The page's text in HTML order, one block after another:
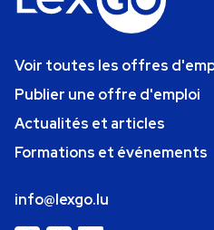
Voir toutes les offres
Publier une offre d'emploi
Actualités et articles
Formations et événements
info@lexgo.lu